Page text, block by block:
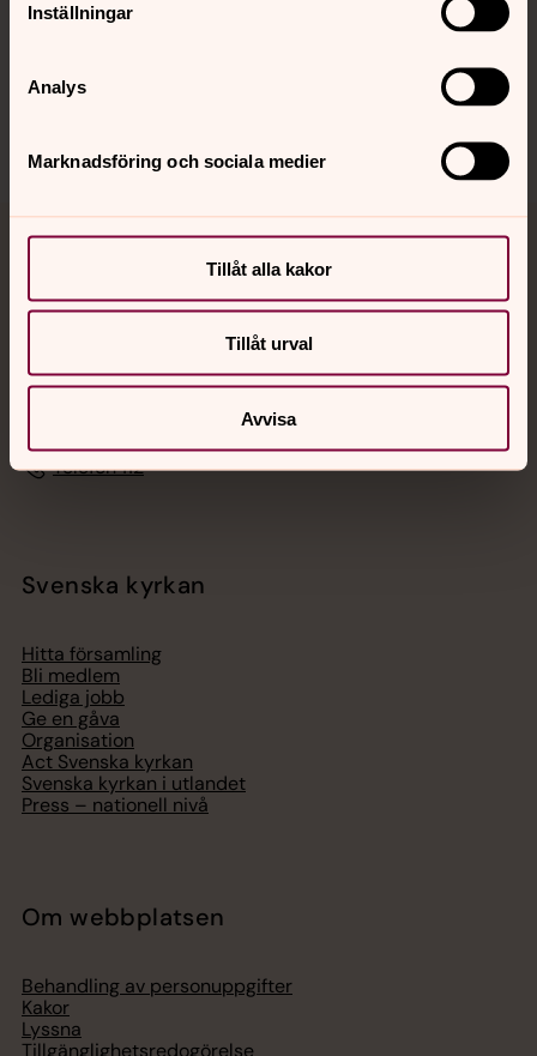
Inställningar
Analys
Marknadsföring och sociala medier
Tillåt alla kakor
Tillåt urval
Avvisa
Jourhavande präst
Akut samtals- och krisstöd. Prata eller chatta anonymt
med en präst på kvällar och nätter.
Telefon 112
Svenska kyrkan
Hitta församling
Bli medlem
Lediga jobb
Ge en gåva
Organisation
Act Svenska kyrkan
Svenska kyrkan i utlandet
Press – nationell nivå
Om webbplatsen
Behandling av personuppgifter
Kakor
Lyssna
Tillgänglighetsredogörelse